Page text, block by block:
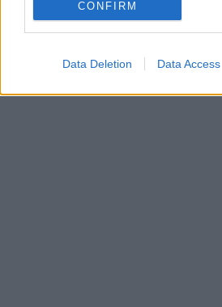
CONFIRM
Data Deletion Data Access